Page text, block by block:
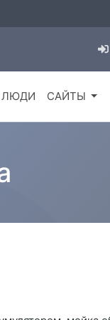
ЛЮДИ САЙТЫ